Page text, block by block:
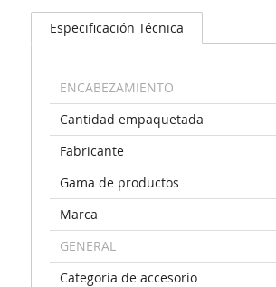
Especificación Técnica
ENCABEZAMIENTO
Cantidad empaquetada
Fabricante
Gama de productos
Marca
GENERAL
Categoría de accesorio